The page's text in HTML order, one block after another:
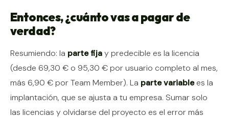
Entonces, ¿cuánto vas a pagar de
verdad?
Resumiendo: la parte fijay predecible es la licencia
(desde 69,30 € o 95,30 € por usuario completo al mes,
más 6,90 € por Team Member). La parte variablees la
implantación, que se ajusta a tu empresa. Sumar solo
las licencias y olvidarse del proyecto es el error más